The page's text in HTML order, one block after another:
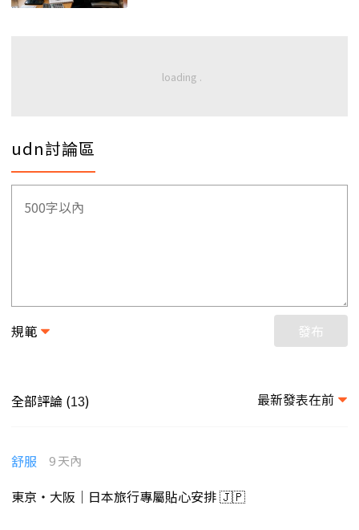
udn討論區
規範 發布
全部評論 (13) 最新發表在前
舒服 9 天內
東京・大阪｜日本旅行專屬貼心安排 🇯🇵